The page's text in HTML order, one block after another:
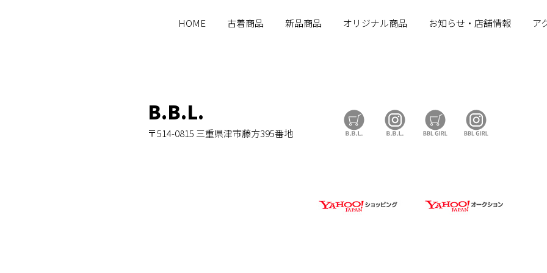
HOME 古着商品 新品商品 オリジナル商品 お知らせ・店舗情報 ア
B.B.L.
〒514-0815 三重県津市藤方395番地
B.B.L Store B.B.L BBL GIRL Store